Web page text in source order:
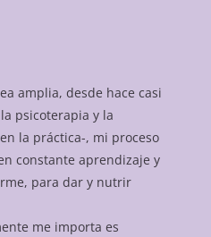
amplia, desde hace casi
psicoterapia y la
la práctica-, mi proceso
constante aprendizaje y
para dar y nutrir
me importa es